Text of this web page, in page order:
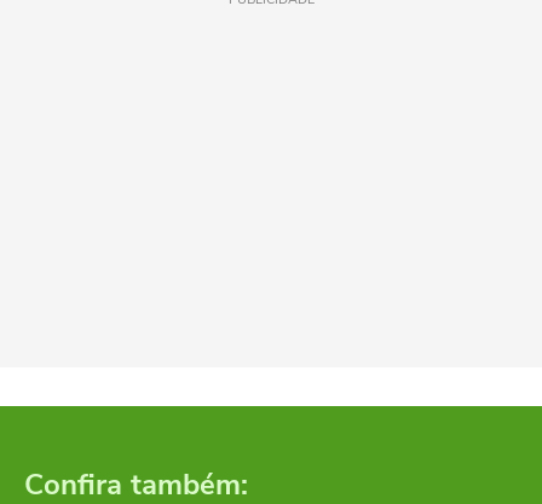
Confira também: